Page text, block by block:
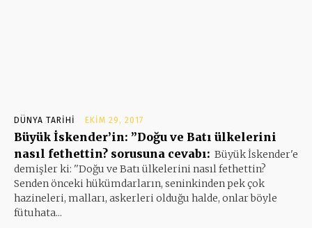
DÜNYA TARIHI EKIM 29, 2017
Büyük İskender’in: ”Doğu ve Batı ülkelerini
nasıl fethettin? sorusuna cevabı: Büyük İskender'e
demişler ki: ''Doğu ve Batı ülkelerini nasıl fethettin?
Senden önceki hükümdarların, seninkinden pek çok
hazineleri, malları, askerleri olduğu halde, onlar böyle
fütuhata...